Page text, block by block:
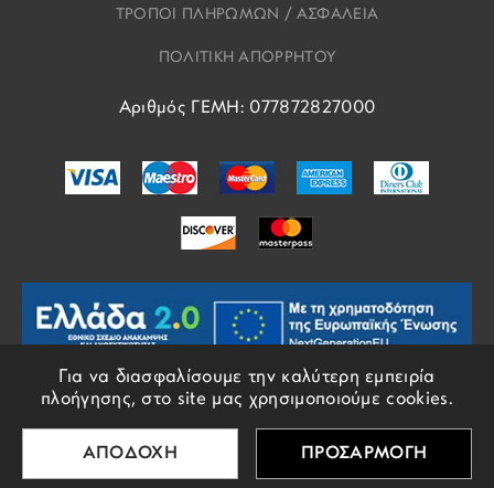
Για να διασφαλίσουμε την καλύτερη εμπειρία
πλοήγησης, στο site μας χρησιμοποιούμε cookies.
ΑΠΟΔΟΧΗ ΠΡΟΣΑΡΜΟΓΗ
ΤΡΟΠΟΙ ΠΛΗΡΩΜΩΝ / ΑΣΦΑΛΕΙΑ
ΠΟΛΙΤΙΚΗ ΑΠΟΡΡΗΤΟΥ
Αριθμός ΓΕΜΗ: 077872827000
© COPYRIGHTS EROS 2018 - 2026 - ALL RIGHTS RESERVED